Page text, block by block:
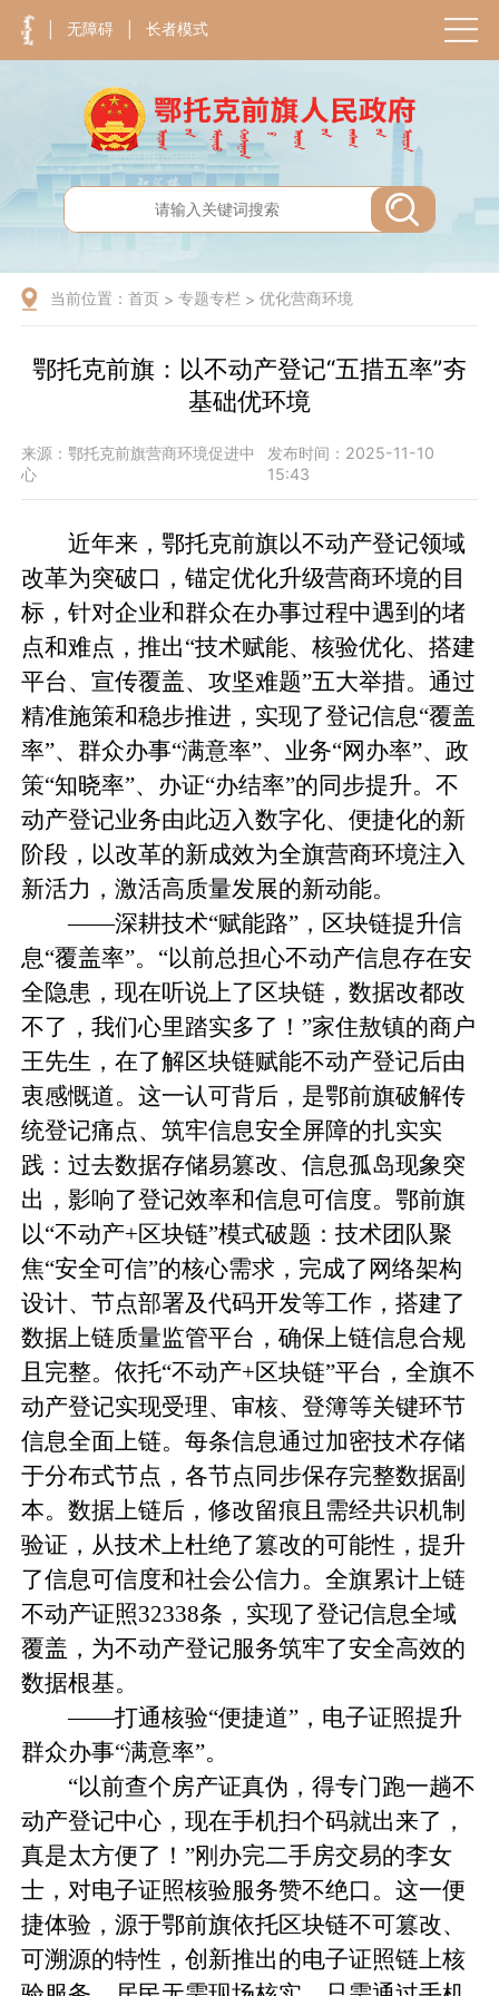
无障碍 长者模式
当前位置：首页 >专题专栏 >优化营商环境
鄂托克前旗：以不动产登记“五措五率”夯
基础优环境
来源：鄂托克前旗营商环境促进中
心
发布时间：2025-11-10
15:43
近年来，鄂托克前旗以不动产登记领域
改革为突破口，锚定优化升级营商环境的目
标，针对企业和群众在办事过程中遇到的堵
点和难点，推出“技术赋能、核验优化、搭建
平台、宣传覆盖、攻坚难题”五大举措。通过
精准施策和稳步推进，实现了登记信息“覆盖
率”、群众办事“满意率”、业务“网办率”、政
策“知晓率”、办证“办结率”的同步提升。不
动产登记业务由此迈入数字化、便捷化的新
阶段，以改革的新成效为全旗营商环境注入
新活力，激活高质量发展的新动能。
——深耕技术“赋能路”，区块链提升信
息“覆盖率”。“以前总担心不动产信息存在安
全隐患，现在听说上了区块链，数据改都改
不了，我们心里踏实多了！”家住敖镇的商户
王先生，在了解区块链赋能不动产登记后由
衷感慨道。这一认可背后，是鄂前旗破解传
统登记痛点、筑牢信息安全屏障的扎实实
践：过去数据存储易篡改、信息孤岛现象突
出，影响了登记效率和信息可信度。鄂前旗
以“不动产+区块链”模式破题：技术团队聚
焦“安全可信”的核心需求，完成了网络架构
设计、节点部署及代码开发等工作，搭建了
数据上链质量监管平台，确保上链信息合规
且完整。依托“不动产+区块链”平台，全旗不
动产登记实现受理、审核、登簿等关键环节
信息全面上链。每条信息通过加密技术存储
于分布式节点，各节点同步保存完整数据副
本。数据上链后，修改留痕且需经共识机制
验证，从技术上杜绝了篡改的可能性，提升
了信息可信度和社会公信力。全旗累计上链
不动产证照32338条，实现了登记信息全域
覆盖，为不动产登记服务筑牢了安全高效的
数据根基。
——打通核验“便捷道”，电子证照提升
群众办事“满意率”。
“以前查个房产证真伪，得专门跑一趟不
动产登记中心，现在手机扫个码就出来了，
真是太方便了！”刚办完二手房交易的李女
士，对电子证照核验服务赞不绝口。这一便
捷体验，源于鄂前旗依托区块链不可篡改、
可溯源的特性，创新推出的电子证照链上核